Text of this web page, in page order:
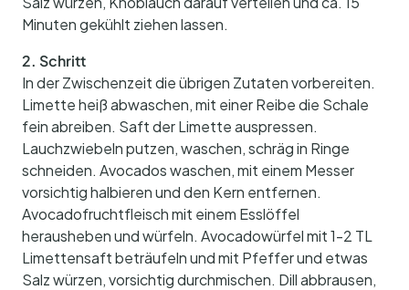
Minuten gekühlt ziehen lassen.
2. Schritt
In der Zwischenzeit die übrigen Zutaten vorbereiten.
Limette heiß abwaschen, mit einer Reibe die Schale
fein abreiben. Saft der Limette auspressen.
Lauchzwiebeln putzen, waschen, schräg in Ringe
schneiden. Avocados waschen, mit einem Messer
vorsichtig halbieren und den Kern entfernen.
Avocadofruchtfleisch mit einem Esslöffel
herausheben und würfeln. Avocadowürfel mit 1-2 TL
Limettensaft beträufeln und mit Pfeffer und etwas
Salz würzen, vorsichtig durchmischen. Dill abbrausen,